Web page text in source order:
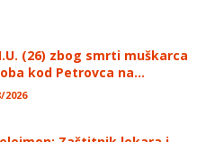
(26) zbog smrti muškarca
kod Petrovca na...
2026